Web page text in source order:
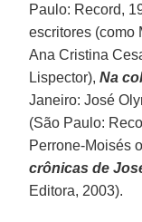
Paulo: Record,
escritores (como
Ana Cristina
Lispector),Na
Janeiro: José
(São Paulo:
Perrone-Moisés
crônicas de
Editora, 2003).